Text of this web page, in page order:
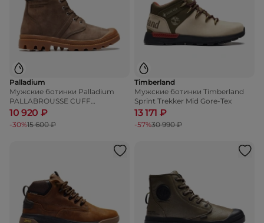
Palladium
Мужские ботинки Palladium
PALLABROUSSE CUFF
WATERPROOF +
10 920 ₽
-30%15 600 ₽
Timberland
Мужские ботинки Timberland
Sprint Trekker Mid Gore-Tex
13 171 ₽
-57%30 990 ₽